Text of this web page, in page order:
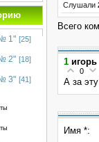
1" [25]
2" [18]
3" [41]
Слушали
Всего
1 игорь
0
А за
Имя *: